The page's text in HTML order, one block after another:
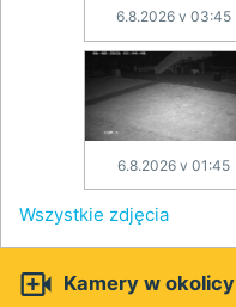
6.8.2026 v 03:45
6.8.2026 v 01:45
Wszystkie zdjęcia
 Kamery w okolicy